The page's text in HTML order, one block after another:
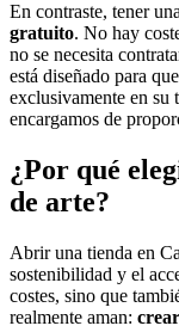
En contraste, tener
gratuito. No hay
no se necesita
está diseñado para
exclusivamente en su
encargamos de
¿Por qué
de arte?
Abrir una tienda en
sostenibilidad y el
costes, sino que
realmente aman: